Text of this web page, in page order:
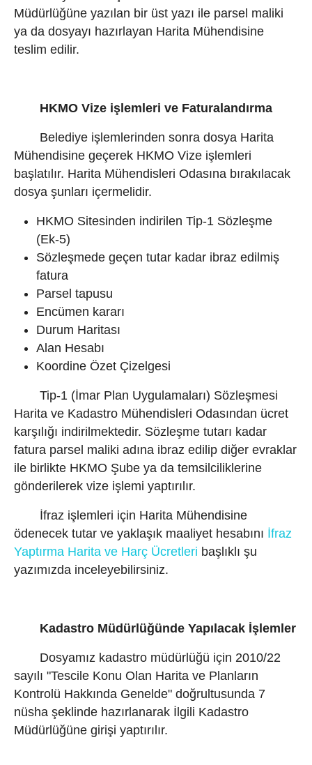
Müdürlüğüne yazılan bir üst yazı ile parsel maliki
ya da dosyayı hazırlayan Harita Mühendisine
teslim edilir.
HKMO Vize işlemleri ve Faturalandırma
Belediye işlemlerinden sonra dosya Harita
Mühendisine geçerek HKMO Vize işlemleri
başlatılır. Harita Mühendisleri Odasına bırakılacak
dosya şunları içermelidir.
HKMO Sitesinden indirilen Tip-1 Sözleşme
(Ek-5)
Sözleşmede geçen tutar kadar ibraz edilmiş
fatura
Parsel tapusu
Encümen kararı
Durum Haritası
Alan Hesabı
Koordine Özet Çizelgesi
Tip-1 (İmar Plan Uygulamaları) Sözleşmesi
Harita ve Kadastro Mühendisleri Odasından ücret
karşılığı indirilmektedir. Sözleşme tutarı kadar
fatura parsel maliki adına ibraz edilip diğer evraklar
ile birlikte HKMO Şube ya da temsilciliklerine
gönderilerek vize işlemi yaptırılır.
İfraz işlemleri için Harita Mühendisine
ödenecek tutar ve yaklaşık maaliyet hesabını İfraz
Yaptırma Harita ve Harç Ücretleri başlıklı şu
yazımızda inceleyebilirsiniz.
Kadastro Müdürlüğünde Yapılacak İşlemler
Dosyamız kadastro müdürlüğü için 2010/22
sayılı "Tescile Konu Olan Harita ve Planların
Kontrolü Hakkında Genelde" doğrultusunda 7
nüsha şeklinde hazırlanarak İlgili Kadastro
Müdürlüğüne girişi yaptırılır.